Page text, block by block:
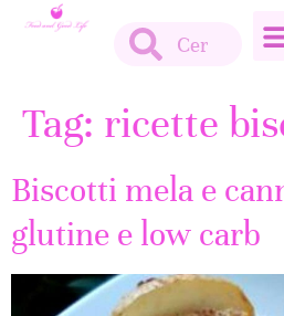
Tag: ricette
Biscotti mela e
glutine e low carb